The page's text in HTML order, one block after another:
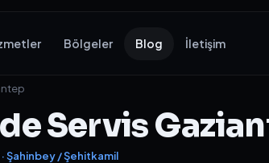
Bölgeler Blog İletişim
Servis
Şahinbey / Şehitkamil